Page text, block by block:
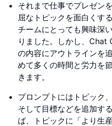
それまで仕事でプレゼン
屈なトピックを面白くす
チームにとっても興味深
りました。しかし、Chat
の内容にアウトラインを
めて多くの時間と労力を
きます。
プロンプトにはトピック
そして目標などを追加す
ば、トピックに「より生